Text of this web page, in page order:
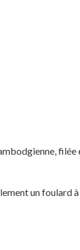
filée
un foulard